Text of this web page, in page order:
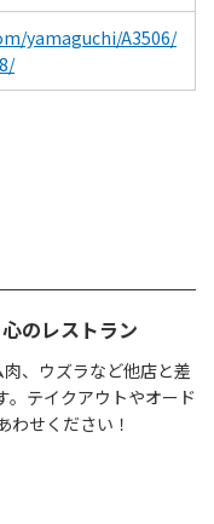
yamaguchi/A3506/
のレストラン
、ウズラなど他店と差
。テイクアウトやオード
わせください！